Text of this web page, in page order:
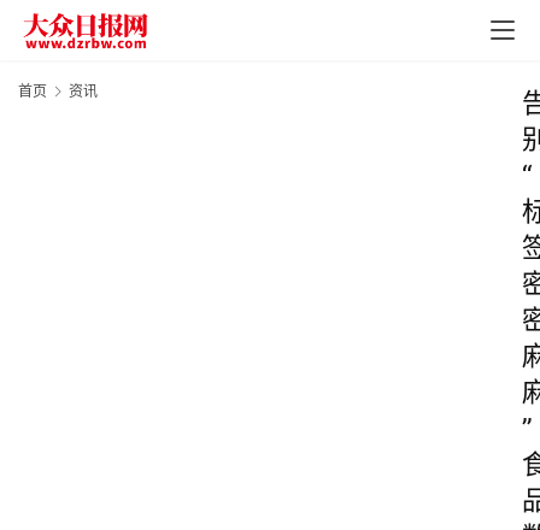
首页 资讯
“
”